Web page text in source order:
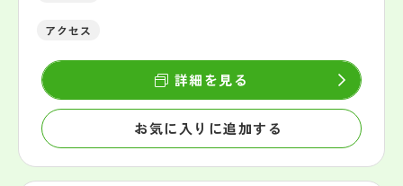
アクセス
お気に入りに追加する
詳細を見る